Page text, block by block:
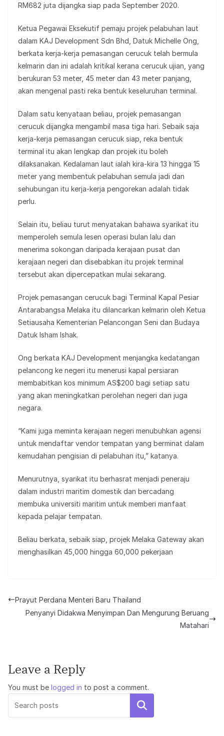
RM682 juta dijangka siap pada September 2020.
Ketua Pegawai Eksekutif pemaju projek pelabuhan laut
dalam KAJ Development Sdn Bhd, Datuk Michelle Ong,
berkata kerja-kerja pemasangan cerucuk telah bermula
kelmarin dan ini adalah kritikal kerana cerucuk ujian, yang
berukuran 53 meter, 45 meter dan 43 meter panjang,
akan mengenal pasti reka bentuk keseluruhan terminal.
Dalam satu kenyataan beliau, projek pemasangan
cerucuk dijangka mengambil masa tiga hari. Sebaik saja
kerja-kerja pemasangan cerucuk siap, reka bentuk
terminal itu akan lengkap dan projek itu boleh
dilaksanakan. Kedalaman laut ialah kira-kira 13 hingga 15
meter yang membentuk pelabuhan semula jadi dan
sehubungan itu kerja-kerja pengorekan adalah tidak
perlu.
Selain itu, beliau turut menyatakan bahawa syarikat itu
memperoleh semula lesen operasi bulan lalu dan
menerima sokongan daripada kerajaan pusat dan
kerajaan negeri dan disebabkan itu projek terminal
tersebut akan dipercepatkan mulai sekarang.
Projek pemasangan cerucuk bagi Terminal Kapal Pesiar
Antarabangsa Melaka itu dilancarkan kelmarin oleh Ketua
Setiausaha Kementerian Pelancongan Seni dan Budaya
Datuk Isham Ishak.
Ong berkata KAJ Development menjangka kedatangan
pelancong ke negeri itu menerusi kapal persiaran
membabitkan kos minimum AS$200 bagi setiap satu
yang akan meningkatkan perolehan negeri dan juga
negara.
“Kami juga meminta kerajaan negeri menubuhkan agensi
untuk mendaftar vendor tempatan yang berminat dalam
kemudahan pengisian di pelabuhan itu,” katanya.
Menurutnya, syarikat itu berhasrat menjadi peneraju
dalam industri maritim domestik dan bercadang
membuka universiti maritim untuk memberi manfaat
kepada pelajar tempatan.
Beliau berkata, sebaik siap, projek Melaka Gateway akan
menghasilkan 45,000 hingga 60,000 pekerjaan
Prayut Perdana Menteri Baru Thailand
Penyanyi Didakwa Menyimpan Dan Mengurung Beruang
Matahari
Leave a Reply
You must be logged in to post a comment.
Search